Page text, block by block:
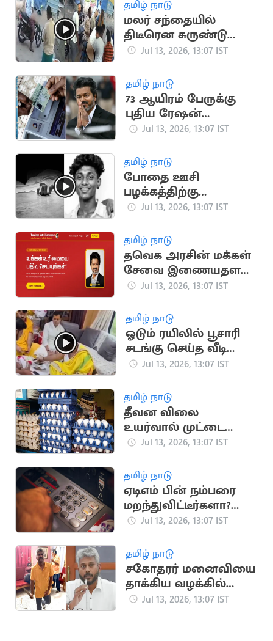
தமிழ் நாடு
மலர் சந்தையில்
திடீரென சுருண்டு
விழுந்து பலியான
Jul 13, 2026, 13:07 IST
தமிழ் நாடு
73 ஆயிரம் பேருக்கு
புதிய ரேஷன்
அட்டைகள் வழங்கும்
Jul 13, 2026, 13:07 IST
தமிழ் நாடு
போதை ஊசி
பழக்கத்திற்கு
பலியான திருச்சி
விசாரணை
Jul 13, 2026, 13:07 IST
தமிழ் நாடு
தவெக அரசின் மக்கள்
சேவை இணையதளம்
தொடக்கம்
Jul 13, 2026, 13:07 IST
தமிழ் நாடு
ஓடும் ரயிலில் பூசாரி
சடங்கு செய்த வீடியோ:
ரயில்வே விளக்கம்
Jul 13, 2026, 13:07 IST
தமிழ் நாடு
தீவன விலை
உயர்வால் முட்டை
விலை ரூ.6.70 ஆக
Jul 13, 2026, 13:07 IST
தமிழ் நாடு
ஏடிஎம் பின் நம்பரை
மறந்துவிட்டீர்களா?
இதோ எளிய தீர்வுகள்
Jul 13, 2026, 13:07 IST
தமிழ் நாடு
சகோதரர் மனைவியை
தாக்கிய வழக்கில்
அமைச்சர் மரிய
Jul 13, 2026, 13:07 IST